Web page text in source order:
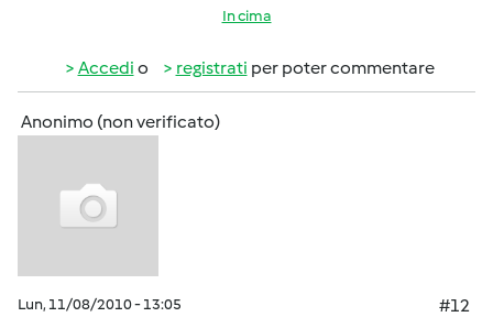
In cima
Accedi o registrati per poter commentare
Anonimo (non verificato)
Lun, 11/08/2010 - 13:05
#12